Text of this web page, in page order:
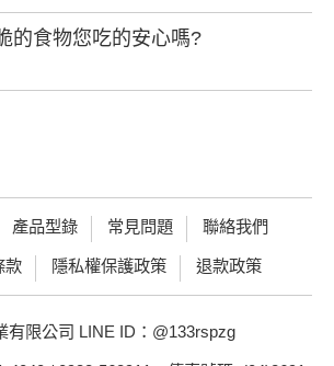
的食物您吃的安心嗎?
產品型錄 常見問題 聯絡我們
款 隱私權保護政策 退款政策
有限公司 LINE ID：@133rspzg